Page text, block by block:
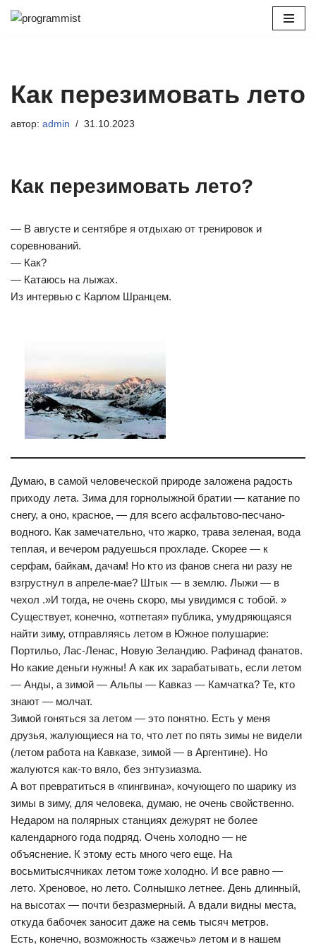
Как перезимовать лето
автор: admin 31.10.2023
Как перезимовать лето?
— В августе и сентябре я отдыхаю от тренировок и
соревнований.
— Как?
— Катаюсь на лыжах.
Из интервью с Карлом Шранцем.
Думаю, в самой человеческой природе заложена радость
приходу лета. Зима для горнолыжной братии — катание по
снегу, а оно, красное, — для всего асфальтово-песчано-
водного. Как замечательно, что жарко, трава зеленая, вода
теплая, и вечером радуешься прохладе. Скорее — к
серфам, байкам, дачам! Но кто из фанов снега ни разу не
взгрустнул в апреле-мае? Штык — в землю. Лыжи — в
чехол .»И тогда, не очень скоро, мы увидимся с тобой. »
Существует, конечно, «отпетая» публика, умудряющаяся
найти зиму, отправляясь летом в Южное полушарие:
Портильо, Лас-Ленас, Новую Зеландию. Рафинад фанатов.
Но какие деньги нужны! А как их зарабатывать, если летом
— Анды, а зимой — Альпы — Кавказ — Камчатка? Те, кто
знают — молчат.
Зимой гоняться за летом — это понятно. Есть у меня
друзья, жалующиеся на то, что лет по пять зимы не видели
(летом работа на Кавказе, зимой — в Аргентине). Но
жалуются как-то вяло, без энтузиазма.
А вот превратиться в «пингвина», кочующего по шарику из
зимы в зиму, для человека, думаю, не очень свойственно.
Недаром на полярных станциях дежурят не более
календарного года подряд. Очень холодно — не
объяснение. К этому есть много чего еще. На
восьмитысячниках летом тоже холодно. И все равно —
лето. Хреновое, но лето. Солнышко летнее. День длинный,
на высотах — почти безразмерный. А вдали видны места,
откуда бабочек заносит даже на семь тысяч метров.
Есть, конечно, возможность «зажечь» летом и в нашем